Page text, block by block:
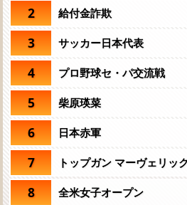
2 給付金詐欺
3 サッカー日本代表
4 プロ野球セ・パ交流戦
5 柴原瑛菜
6 日本赤軍
7 トップガン マーヴェリック
8 全米女子オープン